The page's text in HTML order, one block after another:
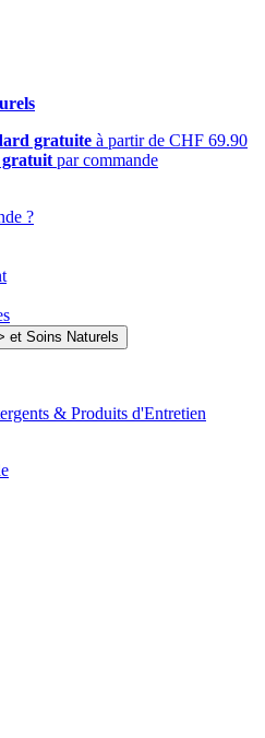
gratuite à partir de CHF 69.90
gratuit par commande
?
& Produits d'Entretien